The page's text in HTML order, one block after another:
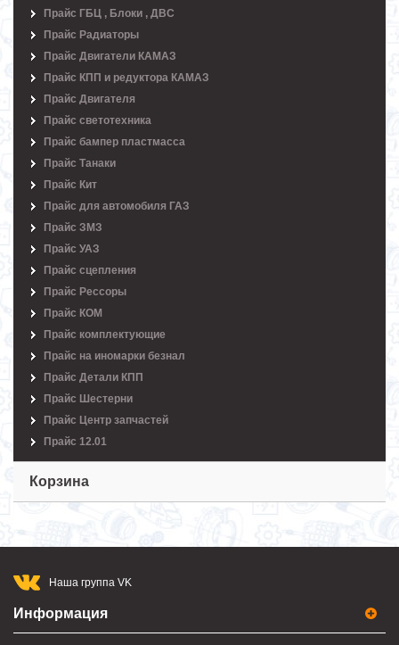
Прайс ГБЦ , Блоки , ДВС
Прайс Радиаторы
Прайс Двигатели КАМАЗ
Прайс КПП и редуктора КАМАЗ
Прайс Двигателя
Прайс светотехника
Прайс бампер пластмасса
Прайс Танаки
Прайс Кит
Прайс для автомобиля ГАЗ
Прайс ЗМЗ
Прайс УАЗ
Прайс сцепления
Прайс Рессоры
Прайс КОМ
Прайс комплектующие
Прайс на иномарки безнал
Прайс Детали КПП
Прайс Шестерни
Прайс Центр запчастей
Прайс 12.01
Корзина
Наша группа VK
Информация